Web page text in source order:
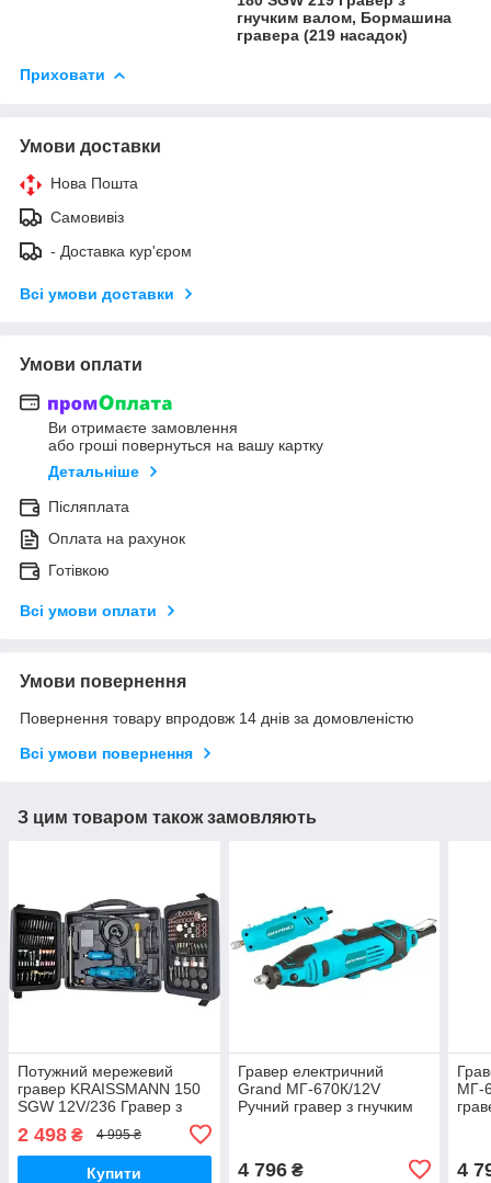
гнучким валом, Бормашина
гравера (219 насадок)
Приховати
Умови доставки
Нова Пошта
Самовивіз
- Доставка кур'єром
Всі умови доставки
Умови оплати
Ви отримаєте замовлення
або гроші повернуться на вашу картку
Детальніше
Післяплата
Оплата на рахунок
Готівкою
Всі умови оплати
Умови повернення
Повернення товару впродовж 14 днів за домовленістю
Всі умови повернення
З цим товаром також замовляють
Потужний мережевий
гравер KRAISSMANN 150
SGW 12V/236 Гравер з
Бормашина гравер (236
насадок,2в1)
2 498 ₴ 4 995 ₴
Купити
Гравер електричний
Grand МГ-670К/12V
Ручний гравер з гнучким
4 796₴
МГ-
4